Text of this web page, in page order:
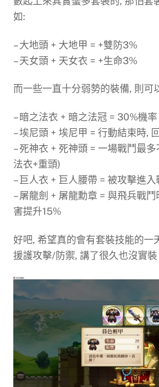
如:
– 大地頭 + 大地甲 = +雙防3%
– 天女頭 + 天女衣 = +生命3%
而一些一直十分弱勢的裝備, 則可
– 暗之法衣 + 暗之法冠 = 30%機
– 埃尼頭 + 埃尼甲 = 行動結束時,
– 死神衣 + 死神頭 = 一場戰鬥最
法衣+重頭)
– 巨人衣 + 巨人腰帶 = 被攻擊進
– 屠龍劍 + 屠龍勳章 = 與飛兵戰
害提升15%
好吧, 希望真的會有套裝技能的一
援護攻擊/防禦, 講了很久也沒實裝